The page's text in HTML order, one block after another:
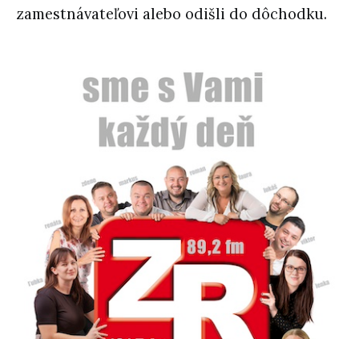
zamestnávateľovi alebo odišli do dôchodku.